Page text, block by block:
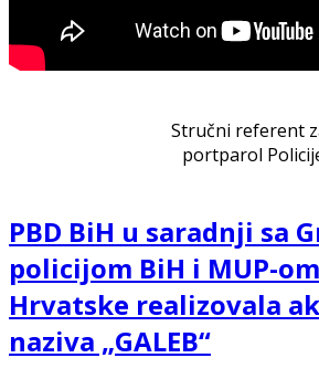
Stručni referent
portparol
PBD BiH u saradnji sa
policijom BiH i MUP-
Hrvatske realizovala
naziva „GALEB“